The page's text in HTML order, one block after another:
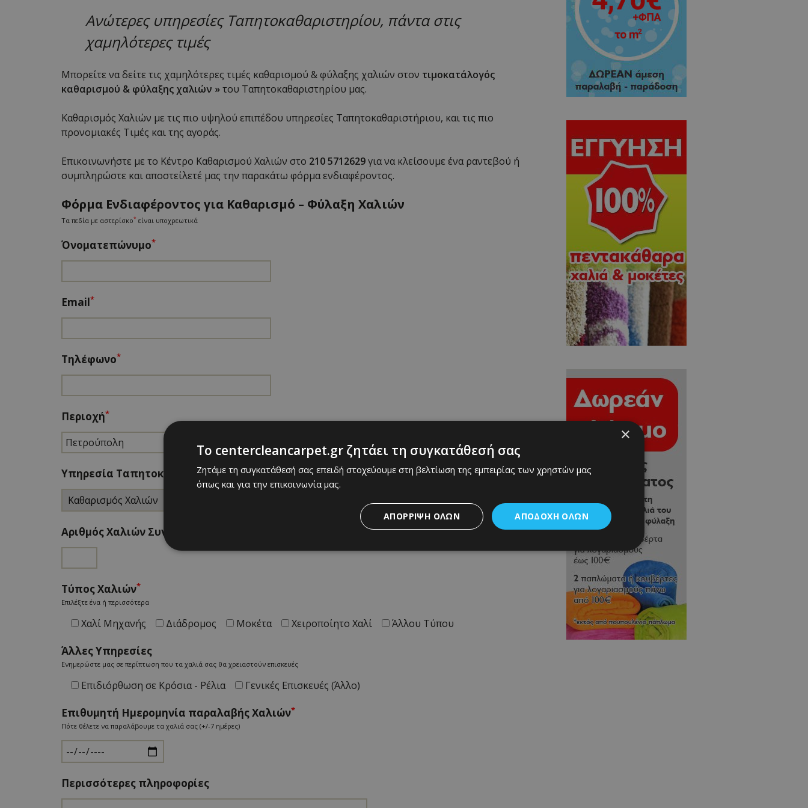
Μοκετών
Καθαρισμός
Χειροποίητων
Στέγνωμα
Χαλιών
Ανώτερες υπηρεσίες Ταπητοκαθαριστηρίου, πάντα στις
χαμηλότερες τιμές
Μπορείτε να δείτε τις χαμηλότερες τιμές καθαρισμού & φύλαξης χαλιών στον τιμοκατάλογός
καθαρισμού & φύλαξης χαλιών »του Ταπητοκαθαριστηρίου μας.
Καθαρισμός Χαλιών με τις πιο υψηλού επιπέδου υπηρεσίες Ταπητοκαθαριστήριου, και τις πιο
προνομιακές Τιμές και της αγοράς.
Επικοινωνήστε με το Κέντρο Καθαρισμού Χαλιών στο 210 5712629για να κλείσουμε ένα ραντεβού ή
συμπληρώστε και αποστείλετέ μας την παρακάτω φόρμα ενδιαφέροντος.
Φόρμα Ενδιαφέροντος για Καθαρισμό – Φύλαξη Χαλιών
Τα πεδία με αστερίσκο* είναι υποχρεωτικά
Όνοματεπώνυμο*
Email*
Τηλέφωνο*
Περιοχή*
Υπηρεσία Ταπητοκαθαριστηρίου *
Αριθμός Χαλιών Συνολικά
Τύπος Χαλιών*
Επιλέξτε ένα ή περισσότερα
Χαλί Μηχανής Διάδρομος Μοκέτα Χειροποίητο Χαλί Άλλου Τύπου
Άλλες Υπηρεσίες
Ενημερώστε μας σε περίπτωση που τα χαλιά σας θα χρειαστούν επισκευές
Επιδιόρθωση σε Κρόσια - Ρέλια Γενικές Επισκευές (Άλλο)
Επιθυμητή Ημερομηνία παραλαβής Χαλιών*
Πότε θέλετε να παραλάβουμε τα χαλιά σας (+/-7 ημέρες)
Περισσότερες πληροφορίες
×
To centercleancarpet.gr ζητάει τη συγκατάθεσή σας
Zητάμε τη συγκατάθεσή σας επειδή στοχεύουμε στη βελτίωση της εμπειρίας των χρηστών μας
όπως και για την επικοινωνία μας.
ΑΠΟΔΟΧΉ ΌΛΩΝ
ΑΠΌΡΡΙΨΗ ΌΛΩΝ